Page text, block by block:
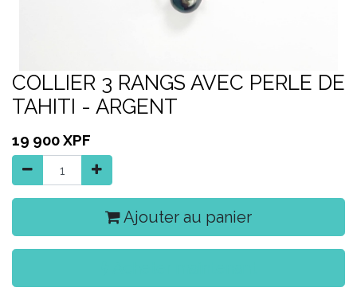
COLLIER 3 RANGS AVEC PERLE DE
TAHITI - ARGENT
19 900XPF
Ajouter au panier